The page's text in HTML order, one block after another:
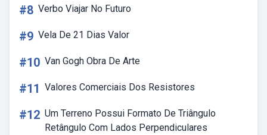
#8 Verbo Viajar No Futuro
#9 Vela De 21 Dias Valor
#10 Van Gogh Obra De Arte
#11 Valores Comerciais Dos Resistores
#12 Um Terreno Possui Formato De Triângulo
Retângulo Com Lados Perpendiculares